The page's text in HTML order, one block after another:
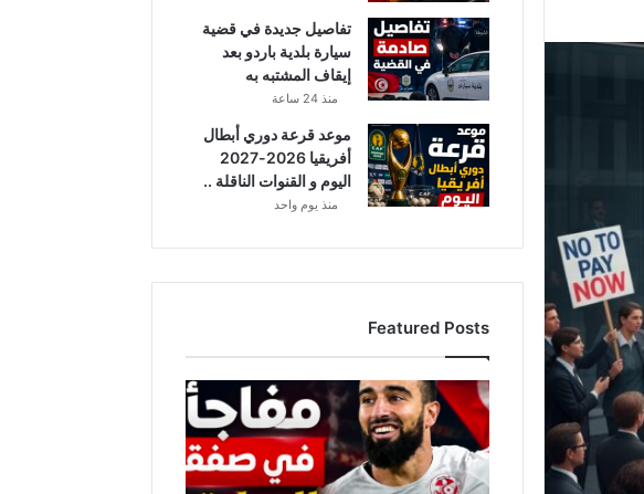
تفاصيل جديدة في قضية
سيارة بلدية باردو بعد
إيقاف المشتبه به
منذ 24 ساعة
موعد قرعة دوري أبطال
أفريقيا 2026-2027
اليوم و القنوات الناقلة ..
منذ يوم واحد
Featured Posts
ت
ط
و
ر
ا